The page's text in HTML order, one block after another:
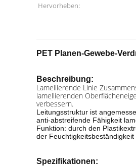
Hervorheben:
PET Planen-Gewebe-
Beschreibung:
Lamellierende Linie
lamellierenden
verbessern.
Leitungsstruktur ist
anti-abstreifende Fähigkeit
Funktion: durch den
der Feuchtigkeitsbeständigkeit
Spezifikationen: